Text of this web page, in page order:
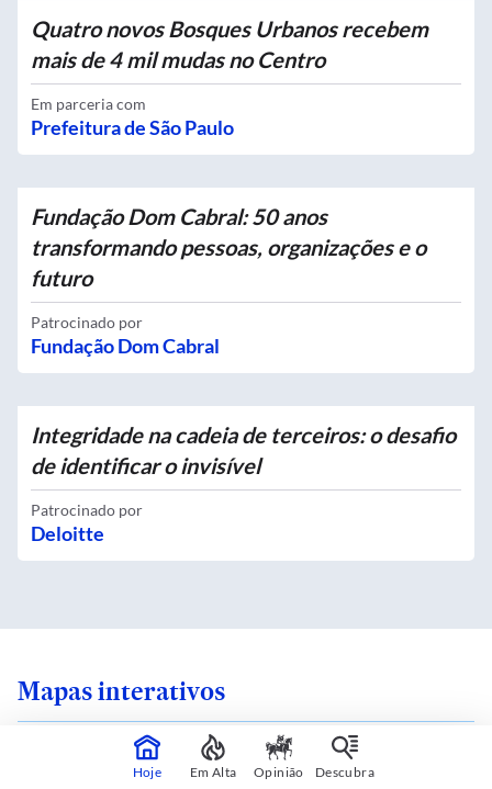
Quatro novos Bosques Urbanos recebem
mais de 4 mil mudas no Centro
Em parceria com
Prefeitura de São Paulo
Fundação Dom Cabral: 50 anos
transformando pessoas, organizações e o
futuro
Patrocinado por
Fundação Dom Cabral
Integridade na cadeia de terceiros: o desafio
de identificar o invisível
Patrocinado por
Deloitte
Mapas interativos
Hoje Em Alta Opinião Descubra